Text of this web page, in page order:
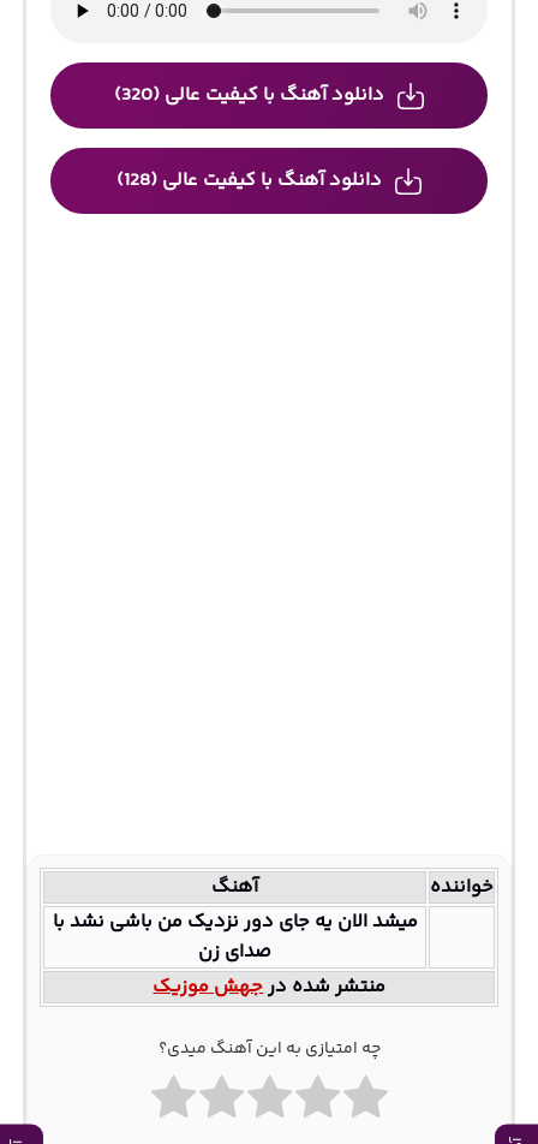
دانلود آهنگ با کیفیت عالی (320)
دانلود آهنگ با کیفیت عالی (128)
خواننده
آهنگ
میشد الان یه جای دور نزدیک من باشی نشد با
صدای زن
منتشر شده درجهش موزیک
چه امتیازی به این آهنگ میدی؟